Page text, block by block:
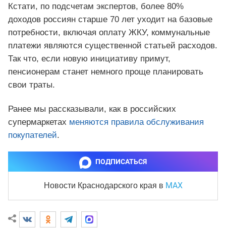
Кстати, по подсчетам экспертов, более 80%
доходов россиян старше 70 лет уходит на базовые
потребности, включая оплату ЖКУ, коммунальные
платежи являются существенной статьей расходов.
Так что, если новую инициативу примут,
пенсионерам станет немного проще планировать
свои траты.
Ранее мы рассказывали, как в российских
супермаркетах меняются правила обслуживания
покупателей.
ПОДПИСАТЬСЯ
Новости Краснодарского края в MAX